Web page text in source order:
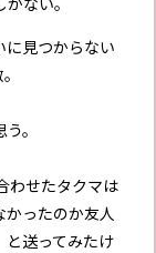
に見つからない
。
わせたタクマは
かったのか友人
と送ってみたけ